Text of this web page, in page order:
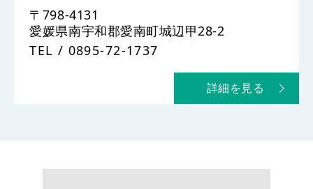
〒798-4131
愛媛県南宇和郡愛南町城辺甲28-2
TEL
0895-72-1737
詳細を見る